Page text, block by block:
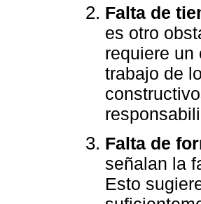
Falta de
es otro
requiere un
trabajo de
Falta de
señalan la
Esto